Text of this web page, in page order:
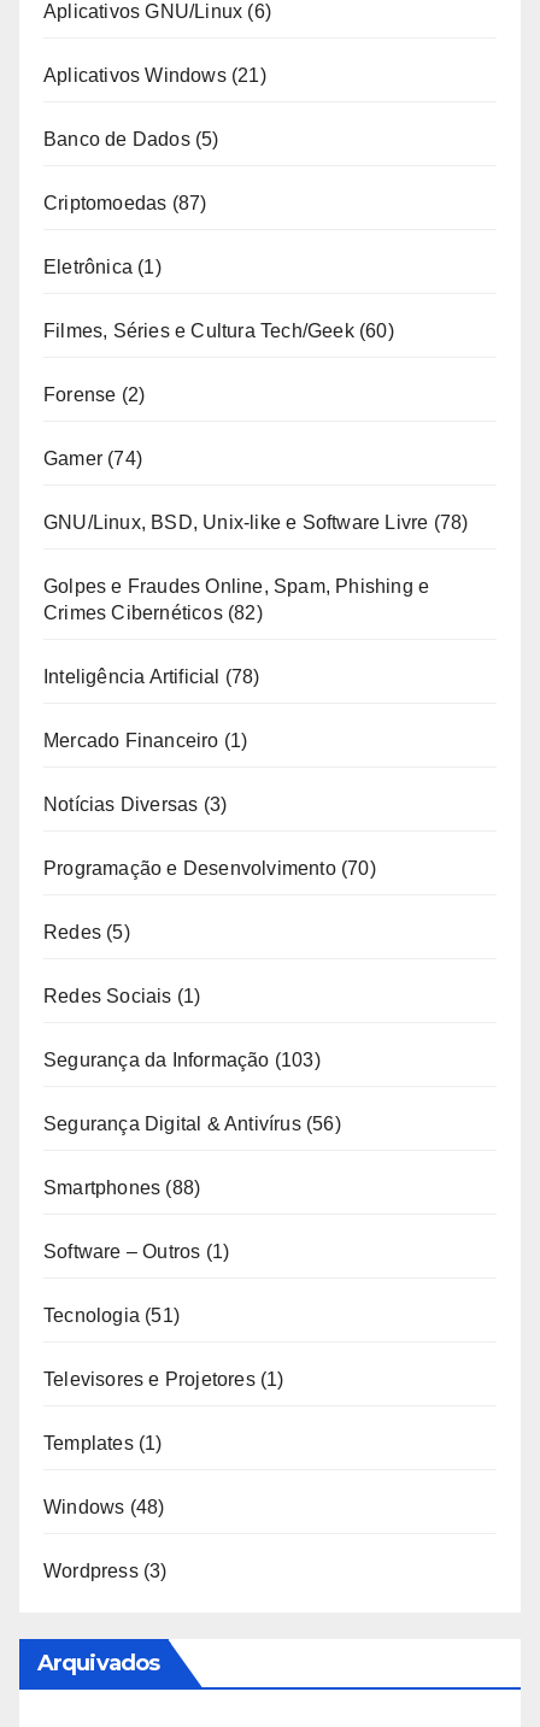
Aplicativos GNU/Linux (6)
Aplicativos Windows(21)
Banco de Dados(5)
Criptomoedas (87)
Eletrônica (1)
Filmes, Séries e Cultura Tech/Geek(60)
Forense (2)
Gamer (74)
GNU/Linux, BSD, Unix-like e Software Livre (78)
Golpes e Fraudes Online, Spam, Phishing e
Crimes Cibernéticos(82)
Inteligência Artificial (78)
Mercado Financeiro (1)
Notícias Diversas (3)
Programação e Desenvolvimento(70)
Redes (5)
Redes Sociais (1)
Segurança da Informação (103)
Segurança Digital & Antivírus(56)
Smartphones (88)
Software – Outros (1)
Tecnologia (51)
Televisores e Projetores(1)
Templates(1)
Windows (48)
Wordpress(3)
Arquivados